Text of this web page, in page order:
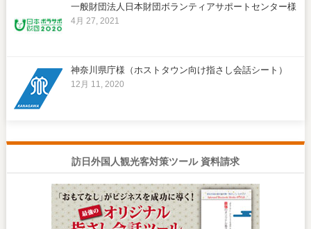
一般財団法人日本財団ボランティアサポートセンター様
4月 27, 2021
神奈川県庁様（ホストタウン向け指さし会話シート）
12月 11, 2020
訪日外国人観光客対策ツール 資料請求